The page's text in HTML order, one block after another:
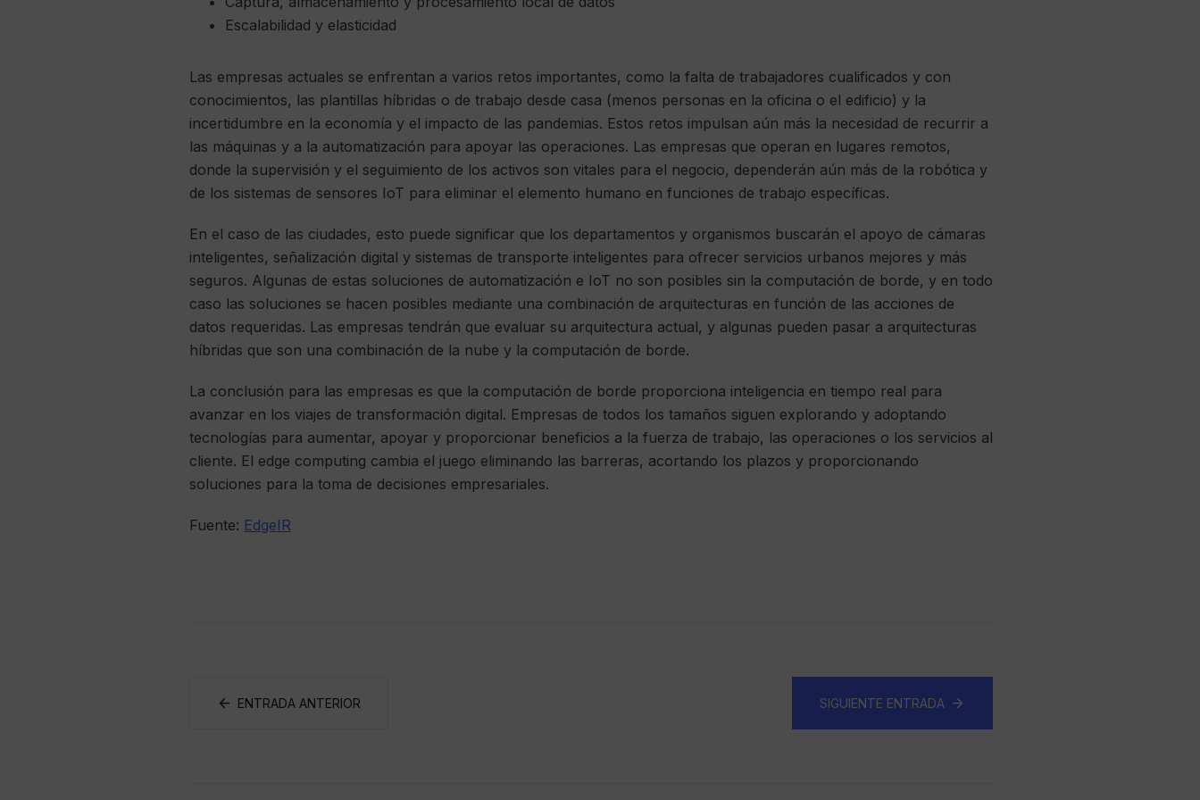
Escalabilidad y elasticidad
Las empresas actuales se enfrentan a varios retos importantes, como la falta de trabajadores cualificados y con
conocimientos, las plantillas híbridas o de trabajo desde casa (menos personas en la oficina o el edificio) y la
incertidumbre en la economía y el impacto de las pandemias. Estos retos impulsan aún más la necesidad de recurrir a
las máquinas y a la automatización para apoyar las operaciones. Las empresas que operan en lugares remotos,
donde la supervisión y el seguimiento de los activos son vitales para el negocio, dependerán aún más de la robótica y
de los sistemas de sensores IoT para eliminar el elemento humano en funciones de trabajo específicas.
En el caso de las ciudades, esto puede significar que los departamentos y organismos buscarán el apoyo de cámaras
inteligentes, señalización digital y sistemas de transporte inteligentes para ofrecer servicios urbanos mejores y más
seguros. Algunas de estas soluciones de automatización e IoT no son posibles sin la computación de borde, y en todo
caso las soluciones se hacen posibles mediante una combinación de arquitecturas en función de las acciones de
datos requeridas. Las empresas tendrán que evaluar su arquitectura actual, y algunas pueden pasar a arquitecturas
híbridas que son una combinación de la nube y la computación de borde.
La conclusión para las empresas es que la computación de borde proporciona inteligencia en tiempo real para
avanzar en los viajes de transformación digital. Empresas de todos los tamaños siguen explorando y adoptando
tecnologías para aumentar, apoyar y proporcionar beneficios a la fuerza de trabajo, las operaciones o los servicios al
cliente. El edge computing cambia el juego eliminando las barreras, acortando los plazos y proporcionando
soluciones para la toma de decisiones empresariales.
Fuente: EdgeIR
ENTRADA ANTERIOR SIGUIENTE ENTRADA